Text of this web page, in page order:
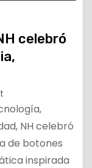
celebró
NH celebró
de botones
inspirada